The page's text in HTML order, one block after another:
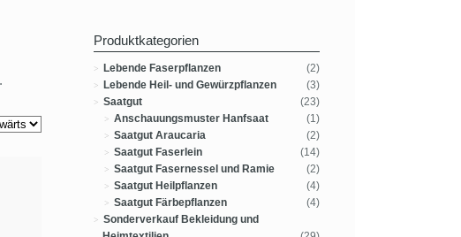
Produktkategorien
Lebende Faserpflanzen
(2)
Lebende Heil- und Gewürzpflanzen
(3)
Saatgut
(23)
Anschauungsmuster Hanfsaat
(1)
Saatgut Araucaria
(2)
Saatgut Faserlein
(14)
Saatgut Fasernessel und Ramie
(2)
Saatgut Heilpflanzen
(4)
Saatgut Färbepflanzen
(4)
Sonderverkauf Bekleidung und